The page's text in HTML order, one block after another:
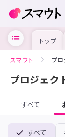
トップ
スマウト プロ
プロジェク
すべて
すべて